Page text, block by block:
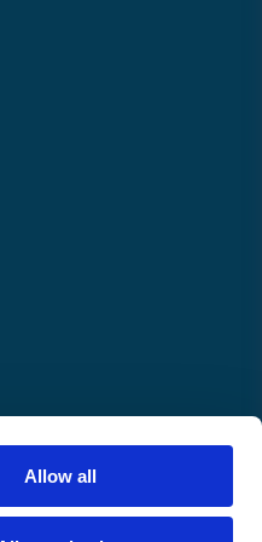
Allow all